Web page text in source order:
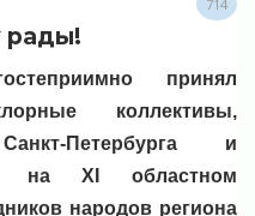
714
рады!
принял
коллективы,
Петербурга и
на XI областном
народов региона